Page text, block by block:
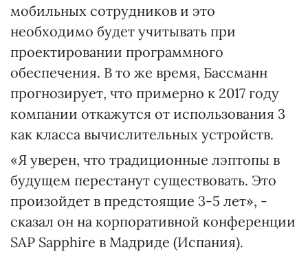
мобильных сотрудников и это
необходимо будет учитывать при
проектировании программного
обеспечения. В то же время, Бассманн
прогнозирует, что примерно к 2017 году
компании откажутся от использования 3
как класса вычислительных устройств.
«Я уверен, что традиционные лэптопы в
будущем перестанут существовать. Это
произойдет в предстоящие 3-5 лет», -
сказал он на корпоративной конференции
SAP Sapphire в Мадриде (Испания).